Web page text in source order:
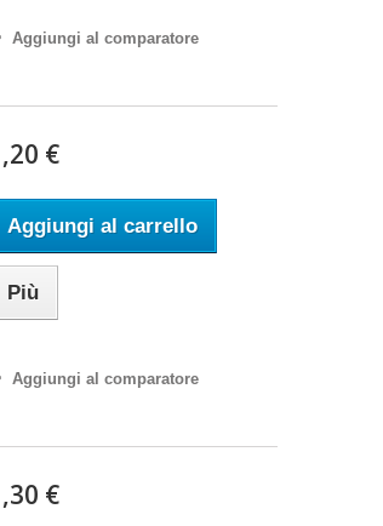
Aggiungi al comparatore
€
Aggiungi al carrello
Più
Aggiungi al comparatore
€